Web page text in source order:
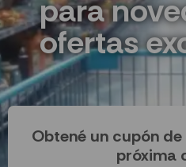
para
ofertas
Obtené un cupón
próxima